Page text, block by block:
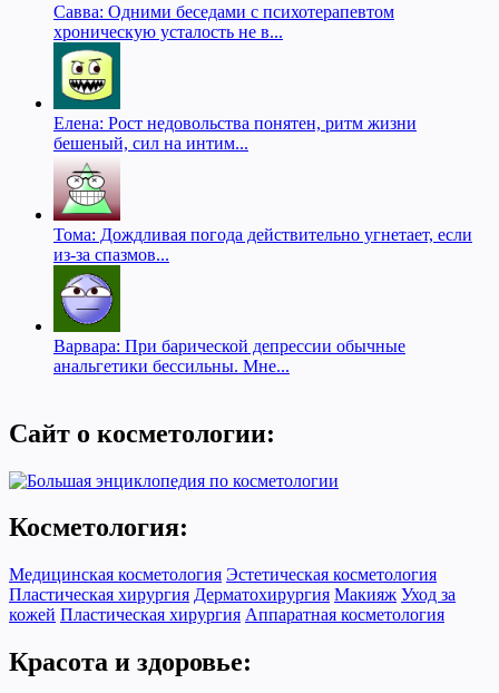
Савва: Одними беседами с психотерапевтом
хроническую усталость не в...
Елена: Рост недовольства понятен, ритм жизни
бешеный, сил на интим...
Тома: Дождливая погода действительно угнетает, если
из-за спазмов...
Варвара: При барической депрессии обычные
анальгетики бессильны. Мне...
Сайт о косметологии:
Косметология:
Медицинская косметология Эстетическая косметология
Пластическая хирургия Дерматохирургия Макияж Уход за
кожей Пластическая хирургия Аппаратная косметология
Красота и здоровье: